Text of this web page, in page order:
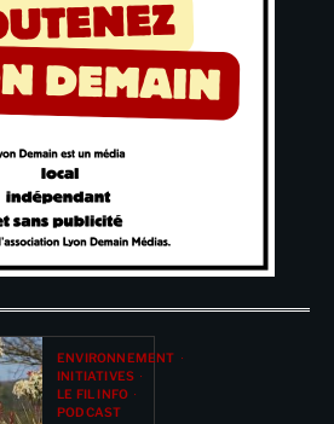
ENVIRONNEMENT
INITIATIVES
LE FIL INFO
PODCAST